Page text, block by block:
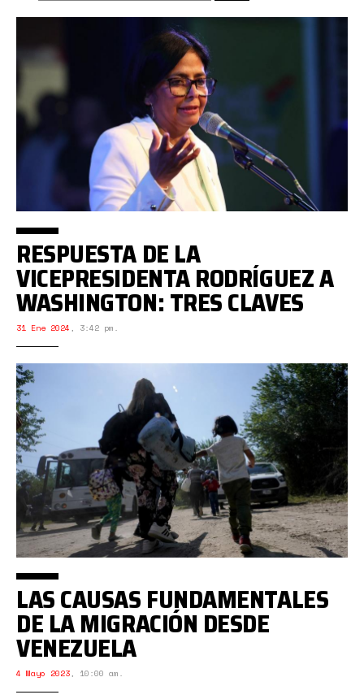
RESPUESTA DE LA
VICEPRESIDENTA RODRÍGUEZ A
WASHINGTON: TRES CLAVES
31 Ene 2024 , 3:42 pm.
LAS CAUSAS FUNDAMENTALES
DE LA MIGRACIÓN DESDE
VENEZUELA
4 Mayo 2023, 10:00 am.